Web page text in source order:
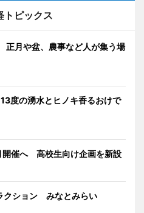
トピックス
正月や盆、農事など人が集う場
度の湧水とヒノキ香るおけで
開催へ 高校生向け企画を新設
クション みなとみらい